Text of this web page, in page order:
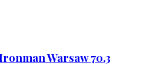
Warsaw 70.3